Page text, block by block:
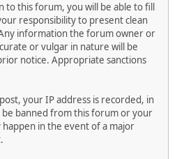
to this forum, you will be able to fill
responsibility to present clean
information the forum owner or
or vulgar in nature will be
notice. Appropriate sanctions
your IP address is recorded, in
banned from this forum or your
happen in the event of a major